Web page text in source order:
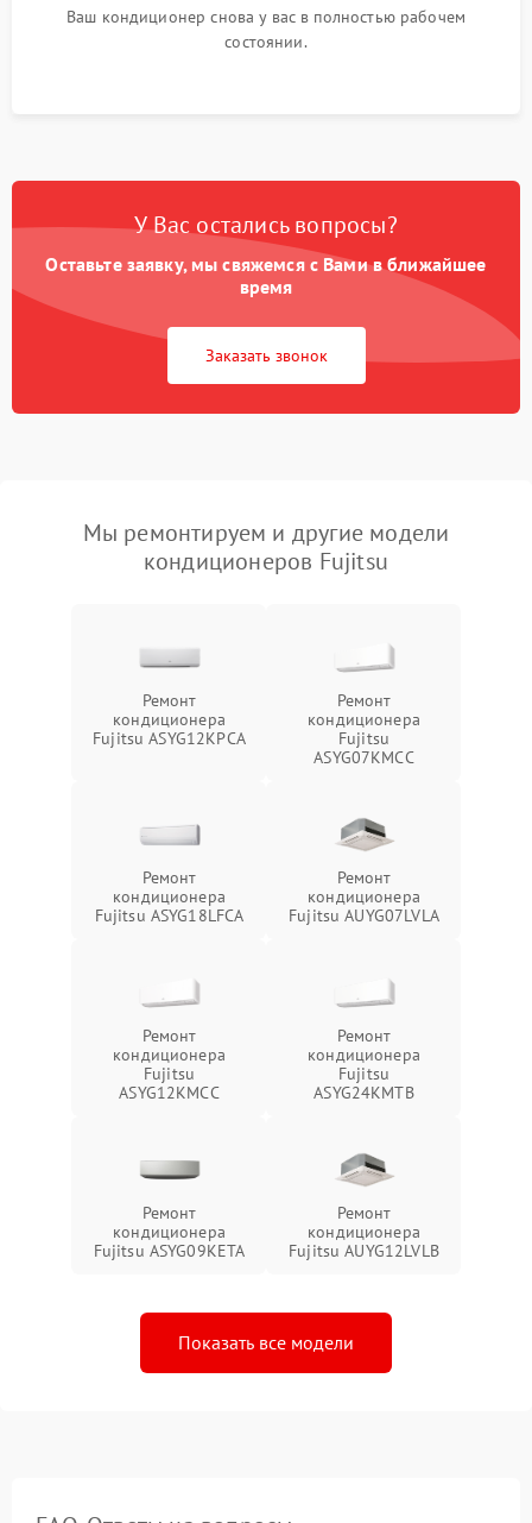
Ваш кондиционер снова у вас в полностью рабочем
состоянии.
У Вас остались вопросы?
Оставьте заявку, мы свяжемся с Вами в ближайшее
время
Заказать звонок
Мы ремонтируем и другие модели
кондиционеров Fujitsu
Ремонт
кондиционера
Fujitsu ASYG12KPCA
Ремонт
кондиционера
Fujitsu
ASYG07KMCC
Ремонт
кондиционера
Fujitsu ASYG18LFCA
Ремонт
кондиционера
Fujitsu AUYG07LVLA
Ремонт
кондиционера
Fujitsu
ASYG12KMCC
Ремонт
кондиционера
Fujitsu
ASYG24KMTB
Ремонт
кондиционера
Fujitsu ASYG09KETA
Ремонт
кондиционера
Fujitsu AUYG12LVLB
Показать все модели